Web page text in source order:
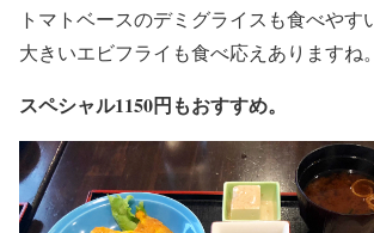
トマトベースのデミグライスも食べやす
大きいエビフライも食べ応えありますね。
スペシャル1150円もおすすめ。